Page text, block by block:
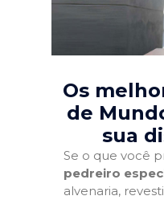
Os
de
sua
Se o que você
pedreiro
alvenaria,